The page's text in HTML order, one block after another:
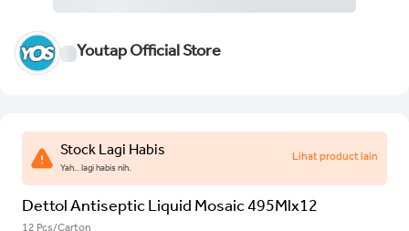
Youtap Official Store
Stock Lagi Habis
Yah.. lagi habis nih.
Lihat product lain
Dettol Antiseptic Liquid Mosaic 495Mlx12
12 Pcs/Carton